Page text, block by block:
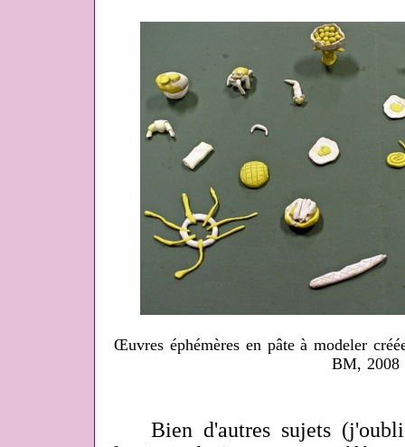
Œuvres éphémères en pâte à modeler
BM, 2008
Bien d'autres sujets